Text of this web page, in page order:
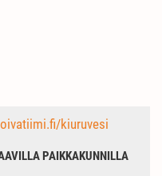
kiuruvesi
PAIKKAKUNNILLA